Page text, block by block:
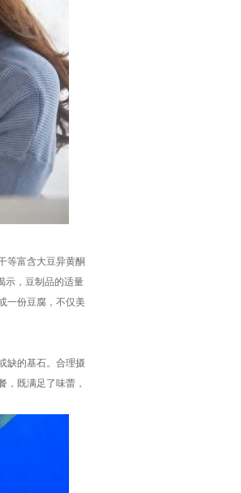
等富含大豆异黄酮
示，豆制品的适量
一份豆腐，不仅美
缺的基石。合理摄
，既满足了味蕾，